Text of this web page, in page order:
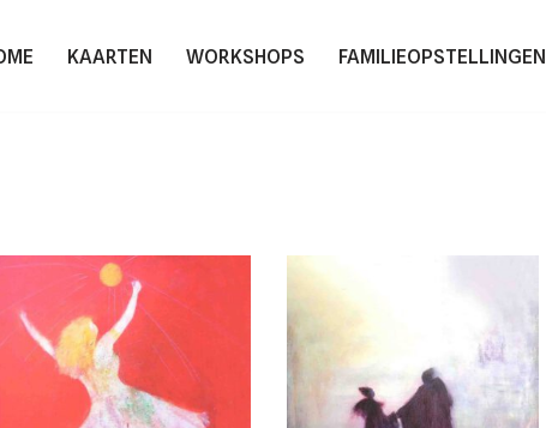
KAARTEN WORKSHOPS FAMILIEOPSTELLINGEN